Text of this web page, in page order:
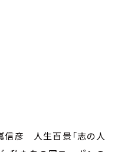
信彦 人生百景「志の人